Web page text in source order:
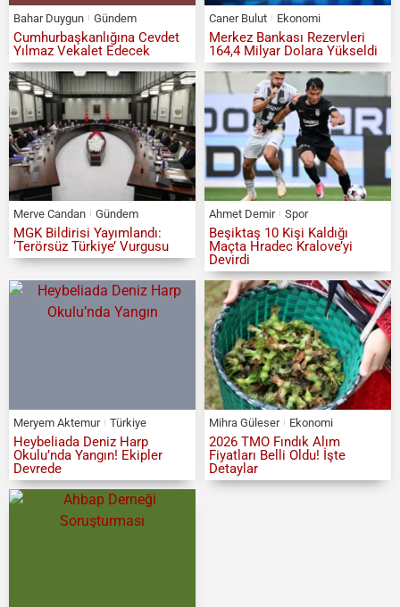
Bahar Duygun Gündem
Cumhurbaşkanlığına Cevdet
Yılmaz Vekalet Edecek
Caner Bulut Ekonomi
Merkez Bankası Rezervleri
164,4 Milyar Dolara Yükseldi
Merve Candan Gündem
MGK Bildirisi Yayımlandı:
‘Terörsüz Türkiye’ Vurgusu
Ahmet Demir Spor
Beşiktaş 10 Kişi Kaldığı
Maçta Hradec Kralove’yi
Devirdi
Meryem Aktemur Türkiye
Heybeliada Deniz Harp
Okulu’nda Yangın! Ekipler
Devrede
Mihra Güleser Ekonomi
2026 TMO Fındık Alım
Fiyatları Belli Oldu! İşte
Detaylar